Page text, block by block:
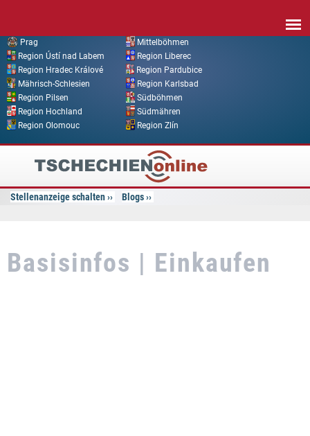
Prag
Mittelböhmen
Region Ústí nad Labem
Region Liberec
Region Hradec Králové
Region Pardubice
Mährisch-Schlesien
Region Karlsbad
Region Pilsen
Südböhmen
Region Hochland
Südmähren
Region Olomouc
Region Zlín
Tschechien
Online
Stellenanzeige schalten Blogs
Basisinfos | Einkaufen